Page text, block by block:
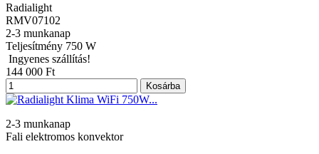
Radialight
RMV07102
2-3 munkanap
Teljesítmény 750 W
Ingyenes szállítás!
144 000 Ft
Kosárba
2-3 munkanap
Fali elektromos konvektor